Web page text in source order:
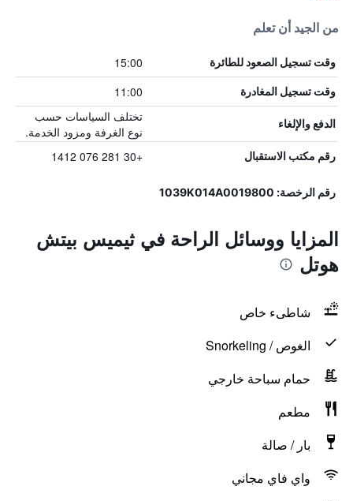
من الجيد أن تعلم
وقت تسجيل الصعود للطائرة 15:00
وقت تسجيل المغادرة 11:00
الدفع والإلغاء
تختلف السياسات حسب
نوع الغرفة ومزود الخدمة.
رقم مكتب الاستقبال +30 281 076 1412
رقم الرخصة: 1039K014A0019800
المزايا ووسائل الراحة في ثيميس بيتش
هوتل
شاطىء خاص
الغوص / Snorkeling
حمام سباحة خارجي
مطعم
بار / صالة
واي فاي مجاني